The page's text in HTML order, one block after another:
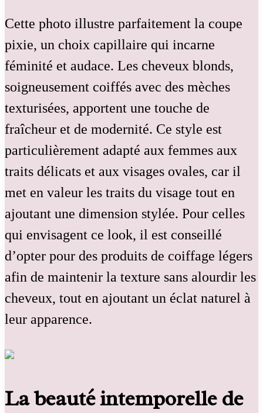
Cette photo illustre parfaitement la coupe
pixie, un choix capillaire qui incarne
féminité et audace. Les cheveux blonds,
soigneusement coiffés avec des mèches
texturisées, apportent une touche de
fraîcheur et de modernité. Ce style est
particulièrement adapté aux femmes aux
traits délicats et aux visages ovales, car il
met en valeur les traits du visage tout en
ajoutant une dimension stylée. Pour celles
qui envisagent ce look, il est conseillé
d’opter pour des produits de coiffage légers
afin de maintenir la texture sans alourdir les
cheveux, tout en ajoutant un éclat naturel à
leur apparence.
La beauté intemporelle de